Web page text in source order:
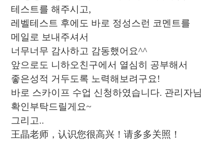
테스트를 해주시고,
레벨테스트 후에도 바로 정성스런 코멘트를
메일로 보내주셔서
너무너무 감사하고 감동했어요^^
앞으로도 니하오친구에서 열심히 공부해서
좋은성적 거두도록 노력해보려구요!
바로 스카이프 수업 신청하였습니다. 관리자님
확인부탁드릴게요~
그리고..
王晶老师，认识您很高兴！请多多关照！